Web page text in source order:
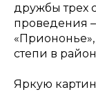
дружбы трех
проведения
степи в
Яркую